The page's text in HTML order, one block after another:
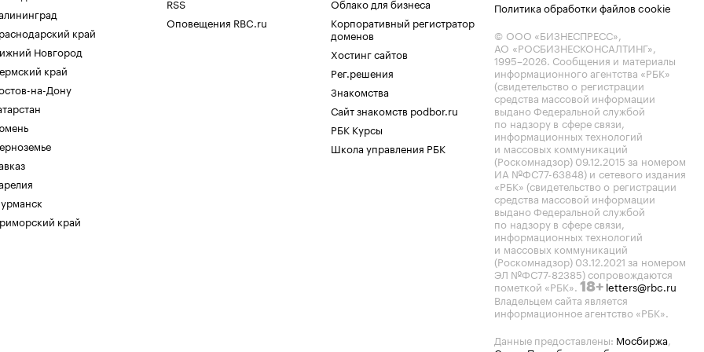
край
Новгород
край
на-Дону
край
RSS
Оповещения RBC.ru
Облако для бизнеса
Корпоративный регистратор
доменов
Хостинг сайтов
Рег.решения
Знакомства
Сайт знакомств podbor.ru
РБК Курсы
Школа управления РБК
Политика обработки файлов cookie
© ООО «БИЗНЕСПРЕСС»,
АО «РОСБИЗНЕСКОНСАЛТИНГ»,
1995–2026. Сообщения и материалы
информационного агентства «РБК»
(свидетельство о регистрации
средства массовой информации
выдано Федеральной службой
по надзору в сфере связи,
информационных технологий
и массовых коммуникаций
(Роскомнадзор) 09.12.2015 за номером
ИА №ФС77-63848) и сетевого издания
«РБК» (свидетельство о регистрации
средства массовой информации
выдано Федеральной службой
по надзору в сфере связи,
информационных технологий
и массовых коммуникаций
(Роскомнадзор) 03.12.2021 за номером
ЭЛ №ФС77-82385) сопровождаются
пометкой «РБК». 18+ letters@rbc.ru
Владельцем сайта является
информационное агентство «РБК».
Данные предоставлены: Мосбиржа,